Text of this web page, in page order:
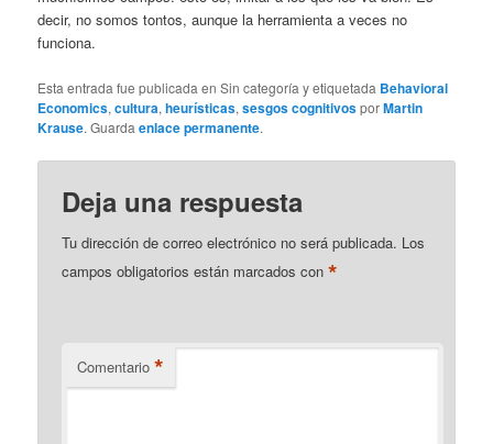
decir, no somos tontos, aunque la herramienta a veces no
funciona.
Esta entrada fue publicada en Sin categoría y etiquetada Behavioral
Economics,cultura,heurísticas,sesgos cognitivosporMartin
Krause. Guardaenlace permanente.
Deja una respuesta
Tu dirección de correo electrónico no será publicada. Los
campos obligatorios están marcados con*
Comentario *